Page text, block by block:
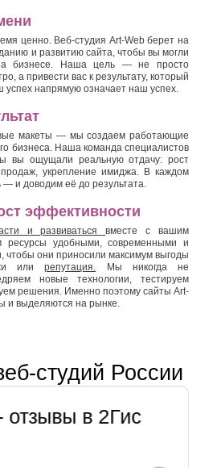
ценно. Веб-студия Art-Web берет на
и развитию сайта, чтобы вы могли
на бизнесе. Наша цель — не просто
а привести вас к результату, который
напрямую означает наш успех.
макеты — мы создаем работающие
бизнеса. Наша команда специалистов
вы ощущали реальную отдачу: рост
укрепление имиджа. В каждом
и доводим её до результата.
эффективности
и развиватьсявместе с вашим
удобными, современными и
чтобы они приносили максимум выгоды
илирепутация. Мы никогда не
новые технологии, тестируем
решения. Именно поэтому сайты Art-
и выделяются на рынке.
студий России
отзывы в 2Гис